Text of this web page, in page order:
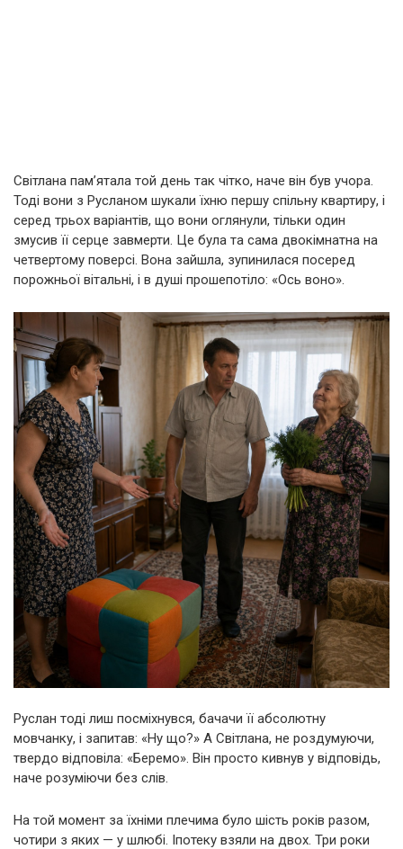
Світлана пам’ятала той день так чітко, наче він був учора.
Тоді вони з Русланом шукали їхню першу спільну квартиру, і
серед трьох варіантів, що вони оглянули, тільки один
змусив її серце завмерти. Це була та сама двокімнатна на
четвертому поверсі. Вона зайшла, зупинилася посеред
порожньої вітальні, і в душі прошепотіло: «Ось воно».
Руслан тоді лиш посміхнувся, бачачи її абсолютну
мовчанку, і запитав: «Ну що?» А Світлана, не роздумуючи,
твердо відповіла: «Беремо». Він просто кивнув у відповідь,
наче розуміючи без слів.
На той момент за їхніми плечима було шість років разом,
чотири з яких — у шлюбі. Іпотеку взяли на двох. Три роки